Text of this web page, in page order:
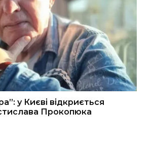
у Києві відкриється
Прокопюка